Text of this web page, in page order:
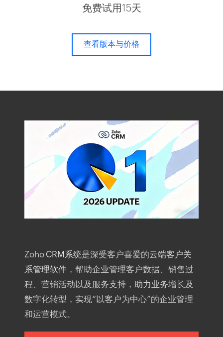
免费试用15天
查看版本与价格
Zoho CRM系统是深受客户喜爱的云端客户关
系管理软件 ，帮助企业管理客户数据、销售过
程、营销活动以及服务支持，助力业务增长及
数字化转型，实现“以客户为中心”的企业管理
和运营模式。